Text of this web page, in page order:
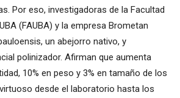
Por eso, investigadoras de la Facultad
(FAUBA) y la empresa Brometan
un abejorro nativo, y
polinizador. Afirman que aumenta
10% en peso y 3% en tamaño de los
desde el laboratorio hasta los